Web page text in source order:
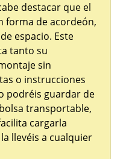
destacar que el
forma de acordeón,
espacio. Este
tanto su
sin
o instrucciones
podréis guardar de
transportable,
cargarla
llevéis a cualquier